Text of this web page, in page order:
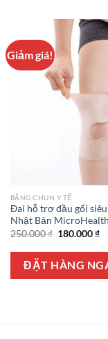
Giảm giá!
BĂNG CHUN Y TẾ
Đai hỗ trợ đầu gối
Nhật Bản MicroHealth
250.000₫ Giá
là:
250.000 ₫.
180.000₫Giá
ĐẶT HÀNG